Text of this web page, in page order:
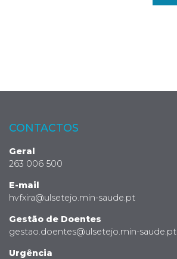
CONTACTOS
Geral
263 006 500
E-mail
hvfxira@ulsetejo.min-saude.pt
Gestão de Doentes
gestao.doentes@ulsetejo.min-saude.pt
Urgência